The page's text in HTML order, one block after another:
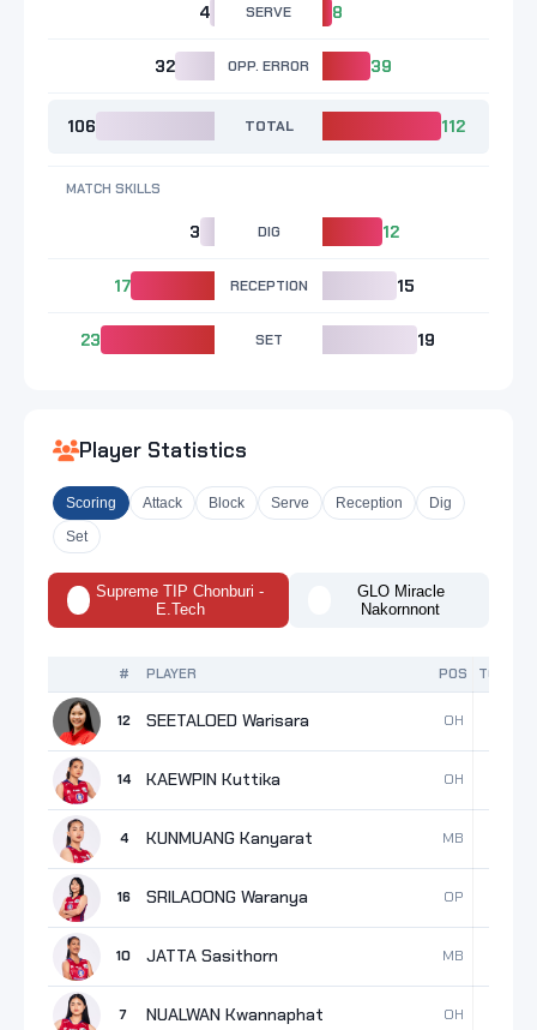
4 SERVE 8
32 OPP. ERROR 39
106 TOTAL 112
MATCH SKILLS
3 DIG 12
17 RECEPTION 15
23 SET 19
Player Statistics
Scoring Attack Block Serve Reception
Dig
Set
Supreme TIP Chonburi -
E.Tech
GLO Miracle
Nakornnont
# PLAYER POS TOTAL
12 SEETALOED Warisara OH
14 KAEWPIN Kuttika OH
4 KUNMUANG Kanyarat MB
16 SRILAOONG Waranya OP
10 JATTA Sasithorn MB
7 NUALWAN Kwannaphat OH